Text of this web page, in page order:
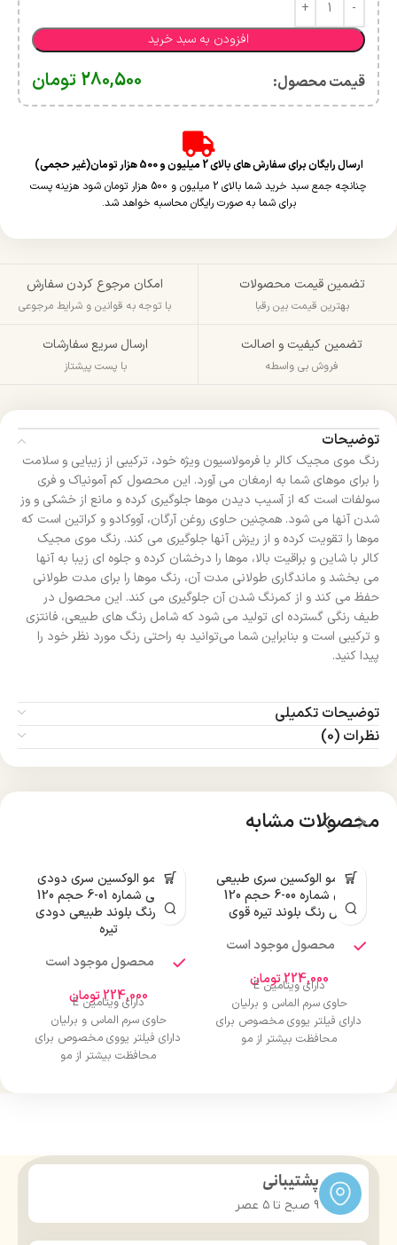
افزودن به سبد خرید
قیمت محصول:​ 280,500 تومان
ارسال رایگان برای سفارش های بالای 2 میلیون و 500 هزار تومان(غیر حجمی)
چنانچه جمع سبد خرید شما بالای 2 میلیون و 500 هزار تومان شود هزینه پست
برای شما به صورت رایگان محاسبه خواهد شد.
تضمین قیمت محصولات
بهترین قیمت بین رقبا
امکان مرجوع کردن سفارش
با توجه به قوانین و شرایط مرجوعی
تضمین کیفیت و اصالت
فروش بی واسطه
ارسال سریع سفارشات
با پست پیشتاز
توضیحات
رنگ موی مجیک کالر با فرمولاسیون ویژه خود، ترکیبی از زیبایی و سلامت
را برای موهای شما به ارمغان می‌ آورد. این محصول کم آمونیاک و فری
سولفات است که از آسیب دیدن موها جلوگیری کرده و مانع از خشکی و وز
شدن آنها می‌ شود. همچنین حاوی روغن آرگان، آووکادو و کراتین است که
موها را تقویت کرده و از ریزش آنها جلوگیری می‌ کند. رنگ موی مجیک
کالر با شاین و براقیت بالا، موها را درخشان کرده و جلوه‌ ای زیبا به آنها
می‌ بخشد و ماندگاری طولانی مدت آن، رنگ موها را برای مدت طولانی
حفظ می‌ کند و از کمرنگ شدن آن جلوگیری می‌ کند. این محصول در
طیف رنگی گسترده‌ ای تولید می‌ شود که شامل رنگ‌ های طبیعی، فانتزی
و ترکیبی است و بنابراین شما می‌توانید به راحتی رنگ مورد نظر خود را
پیدا کنید.
توضیحات تکمیلی
نظرات (0)
محصولات مشابه
رنگ مو الوکسین سری طبیعی
قوی شماره 00-6 حجم 120
میل رنگ بلوند تیره قوی
محصول موجود است
224,000تومان
دارای ویتامین E
حاوی سرم الماس و برلیان
دارای فیلتر یووی مخصوص برای
محافظت بیشتر از مو
رنگ مو الوکسین سری دودی
طبیعی شماره 01-6 حجم 120
میل رنگ بلوند طبیعی دودی
تیره
محصول موجود است
224,000تومان
دارای ویتامین E
حاوی سرم الماس و برلیان
دارای فیلتر یووی مخصوص برای
محافظت بیشتر از مو
پشتیبانی
9 صبح تا ۵ عصر